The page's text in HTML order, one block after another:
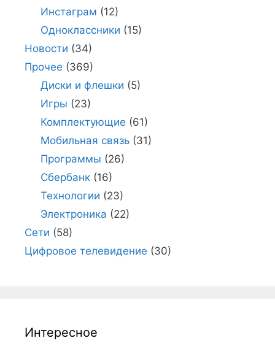
Инстаграм (12)
Одноклассники (15)
Новости (34)
Прочее (369)
Диски и флешки (5)
Игры (23)
Комплектующие (61)
Мобильная связь(31)
Программы (26)
Сбербанк(16)
Технологии (23)
Электроника (22)
Сети (58)
Цифровое телевидение (30)
Интересное